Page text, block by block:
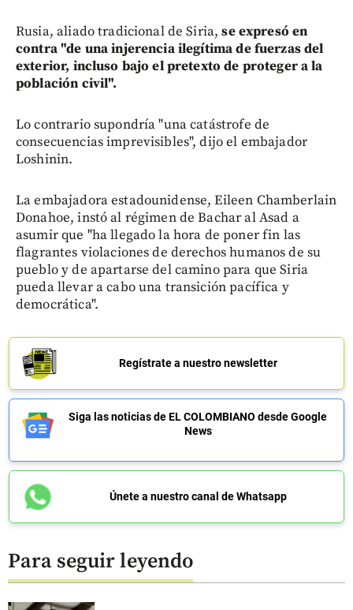
Rusia, aliado tradicional de Siria,se expresó en
contra "de una injerencia ilegítima de fuerzas del
exterior, incluso bajo el pretexto de proteger a la
población civil".
Lo contrario supondría "una catástrofe de
consecuencias imprevisibles", dijo el embajador
Loshinin.
La embajadora estadounidense, Eileen Chamberlain
Donahoe, instó al régimen de Bachar al Asad a
asumir que "ha llegado la hora de poner fin las
flagrantes violaciones de derechos humanos de su
pueblo y de apartarse del camino para que Siria
pueda llevar a cabo una transición pacífica y
democrática".
Regístrate a nuestro newsletter
Siga las noticias de EL COLOMBIANO desde Google
News
Únete a nuestro canal de Whatsapp
Para seguir leyendo